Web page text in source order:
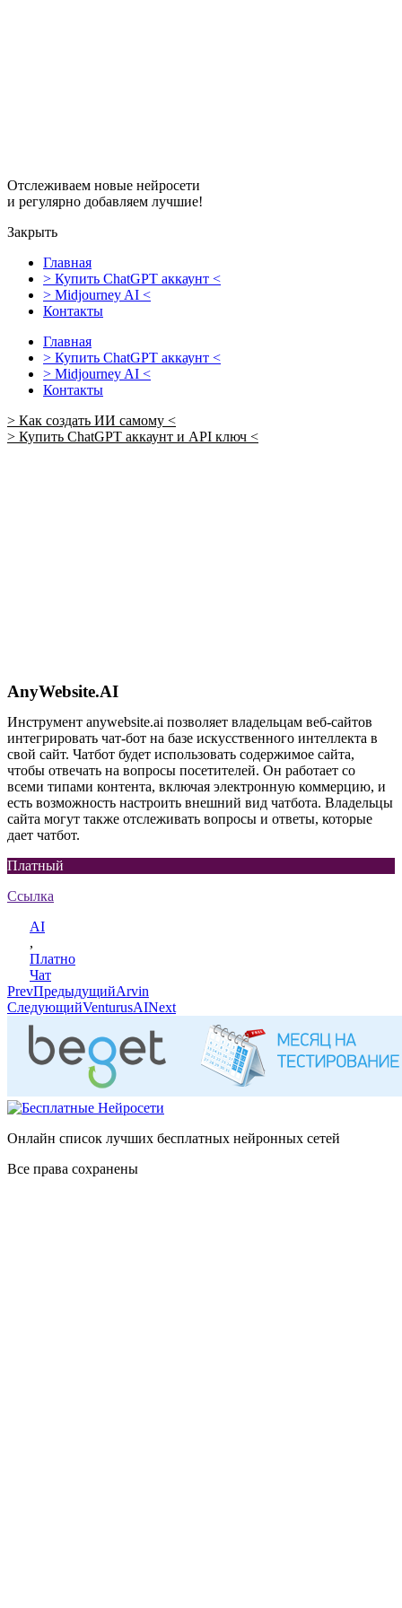
Отслеживаем новые нейросети
и регулярно добавляем лучшие!
Закрыть
Главная
> Купить ChatGPT аккаунт <
> Midjourney AI <
Контакты
Главная
> Купить ChatGPT аккаунт <
> Midjourney AI <
Контакты
> Как создать ИИ самому <
> Купить ChatGPT аккаунт и API ключ <
AnyWebsite.AI
Инструмент anywebsite.ai позволяет владельцам веб-сайтов
интегрировать чат-бот на базе искусственного интеллекта в
свой сайт. Чатбот будет использовать содержимое сайта,
чтобы отвечать на вопросы посетителей. Он работает со
всеми типами контента, включая электронную коммерцию, и
есть возможность настроить внешний вид чатбота. Владельцы
сайта могут также отслеживать вопросы и ответы, которые
дает чатбот.
Платный
Ссылка
AI
,
Платно
Чат
PrevПредыдущийArvin
СледующийVenturusAINext
Онлайн список лучших бесплатных нейронных сетей
Все права сохранены